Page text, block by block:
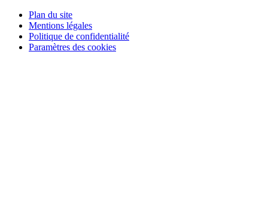
Plan du site
Mentions légales
Politique de confidentialité
Paramètres des cookies